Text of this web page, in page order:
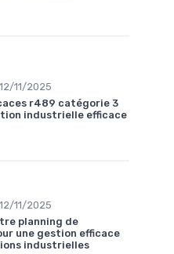
12/11/2025
r489 catégorie 3
industrielle efficace
12/11/2025
planning de
une gestion efficace
industrielles